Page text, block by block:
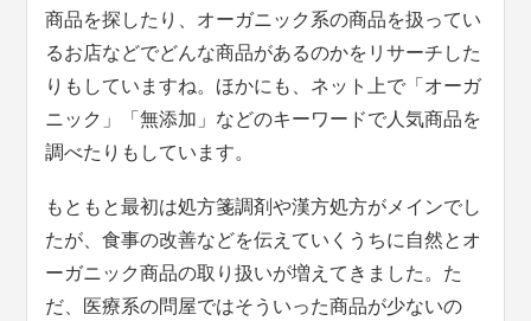
商品を探したり、オーガニック系の商品を扱ってい
るお店などでどんな商品があるのかをリサーチした
りもしていますね。ほかにも、ネット上で「オーガ
ニック」「無添加」などのキーワードで人気商品を
調べたりもしています。
もともと最初は処方箋調剤や漢方処方がメインでし
たが、食事の改善などを伝えていくうちに自然とオ
ーガニック商品の取り扱いが増えてきました。た
だ、医療系の問屋ではそういった商品が少ないの